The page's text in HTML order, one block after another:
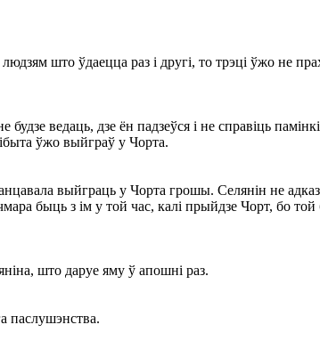
што ўдаецца раз і другі, то трэці ўжо не
ведаць, дзе ён падзеўся і не справіць
ўжо выйграў у Чорта.
выйграць у Чорта грошы. Селянін не
быць з ім у той час, калі прыйдзе Чорт, бо
што даруе яму ў апошні раз.
паслушэнства.